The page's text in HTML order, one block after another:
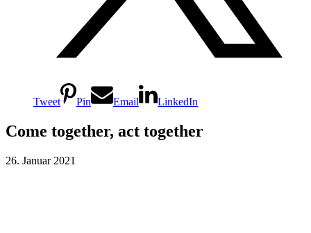
Tweet Pin Email LinkedIn
Come together, act together
26. Januar 2021